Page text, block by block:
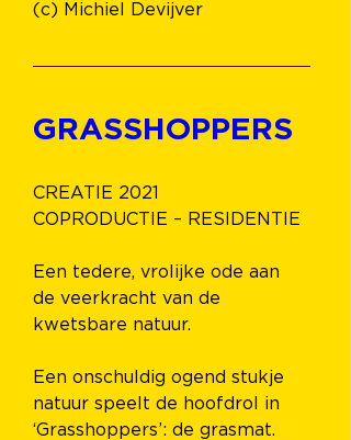
(c) Michiel Devijver
GRASSHOPPERS
CREATIE 2021
COPRODUCTIE – RESIDENTIE
Een tedere, vrolijke ode aan
de veerkracht van de
kwetsbare natuur.
Een onschuldig ogend stukje
natuur speelt de hoofdrol in
‘Grasshoppers’: de grasmat.